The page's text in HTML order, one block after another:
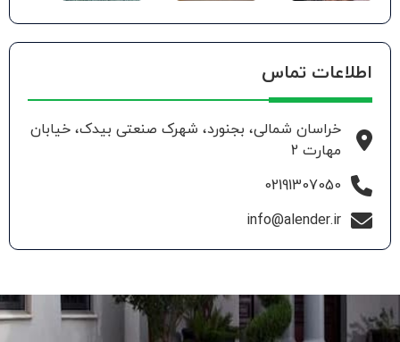
اطلاعات تماس
خراسان شمالی، بجنورد، شهرک صنعتی بیدک، خیابان
مهارت 2
02191307050
info@alender.ir